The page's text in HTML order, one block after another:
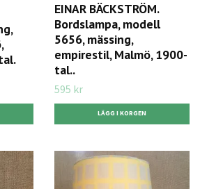
EINAR BÄCKSTRÖM.
Bordslampa, modell
5656, mässing,
empirestil, Malmö, 1900-
tal..
595 kr